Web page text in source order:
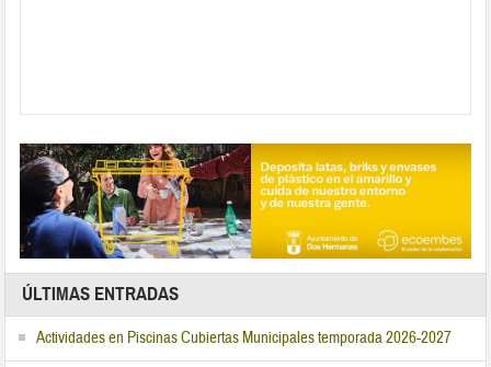
ÚLTIMAS ENTRADAS
Actividades en Piscinas Cubiertas Municipales temporada 2026-2027